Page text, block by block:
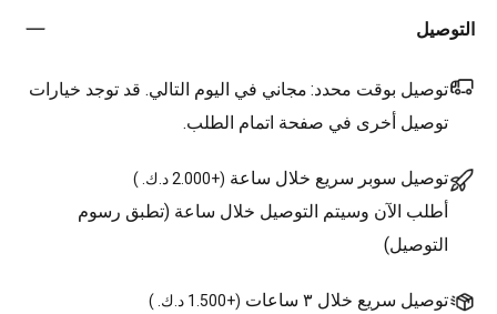
التوصيل
توصيل بوقت محدد: مجاني في اليوم التالي. قد توجد خيارات
توصيل أخرى في صفحة اتمام الطلب.
توصيل سوبر سريع خلال ساعة (+2.000 د.ك. )
أطلب الآن وسيتم التوصيل خلال ساعة (تطبق رسوم
التوصيل)
توصيل سريع خلال ٣ ساعات (+1.500 د.ك. )